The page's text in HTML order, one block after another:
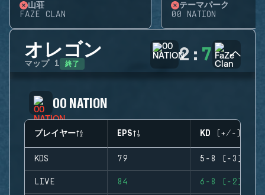
山荘
FAZE CLAN
テーマパーク
00 NATION
オレゴン
マップ 1 終了 2 : 7
00 NATION
プレイヤー EPS KD (+/-)
KDS 79 5-8 (-3)
LIVE 84 6-8 (-2)